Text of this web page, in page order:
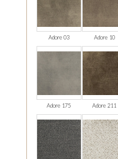
Adore 03 Adore 10
Adore 175 Adore 211